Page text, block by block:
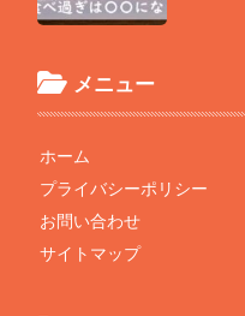
メニュー
ホーム
プライバシーポリシー
お問い合わせ
サイトマップ